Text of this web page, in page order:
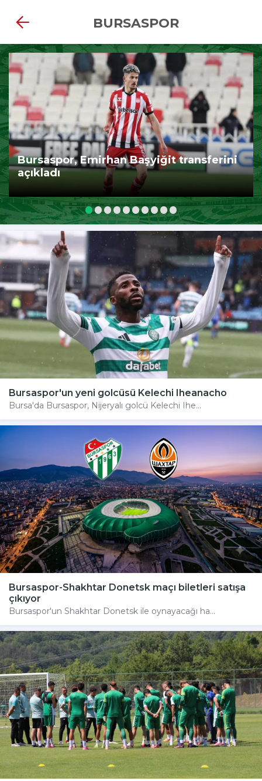
BURSASPOR
Bursaspor, Emirhan Başyiğit transferini
açıkladı
Bursaspor'un yeni golcüsü Kelechi Iheanacho
Bursa'da Bursaspor, Nijeryalı golcü Kelechi Ihe...
Bursaspor-Shakhtar Donetsk maçı biletleri satışa
çıkıyor
Bursaspor'un Shakhtar Donetsk ile oynayacağı ha...